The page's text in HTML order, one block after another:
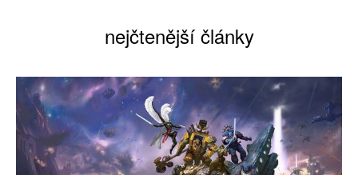
nejčtenější články